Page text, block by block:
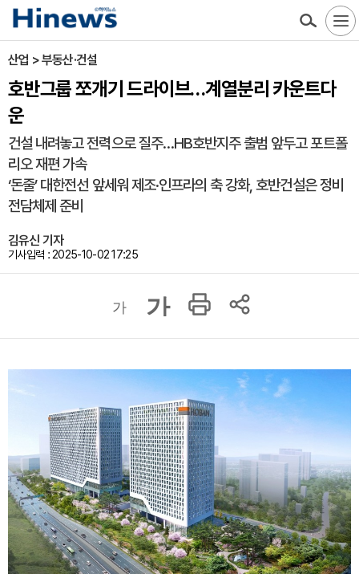
산업 > 부동산·건설
호반그룹 쪼개기 드라이브…계열분리 카운트다
운
건설 내려놓고 전력으로 질주…HB호반지주 출범 앞두고 포트폴
리오 재편 가속
‘돈줄’ 대한전선 앞세워 제조·인프라의 축 강화, 호반건설은 정비
전담체제 준비
김유신 기자
기사입력 : 2025-10-02 17:25
가 가